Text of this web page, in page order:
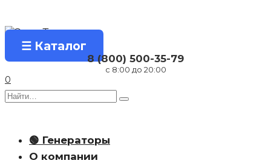
содержанию
☰ Каталог
8 (800) 500-35-79
с 8:00 до 20:00
0
Search
for:
🟢 Генераторы
О компании